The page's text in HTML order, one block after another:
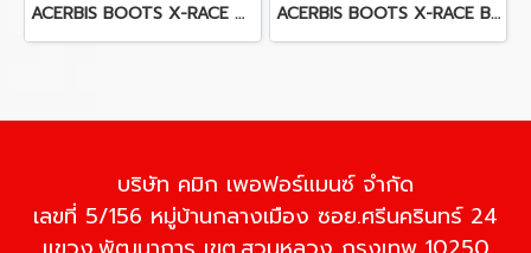
ACERBIS BOOTS X-RACE GREY ACERBIS BOOTS X-RACE BLUE/GREY
บริษัท คมิก เพอฟอร์แมนซ์ จำกัด
เลขที่ 5/156 หมู่บ้านกลางเมือง ซอย.ศรีนครินทร์ 24